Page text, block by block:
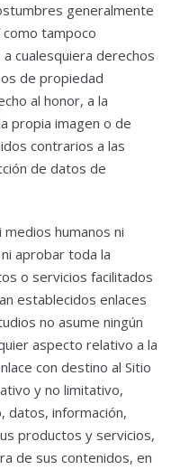
generalmente
tampoco
cualesquiera derechos
de propiedad
al honor, a la
propia imagen o de
contrarios a las
de datos de
medios humanos ni
aprobar toda la
o servicios facilitados
establecidos enlaces
no asume ningún
aspecto relativo a la
con destino al Sitio
y no limitativo,
datos, información,
productos y servicios,
de sus contenidos, en